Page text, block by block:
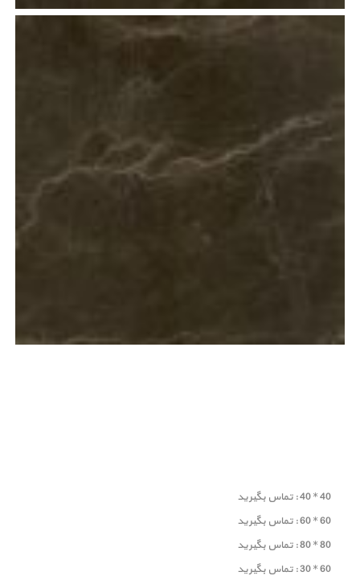
40 * 40 : تماس بگیرید
60 * 60 : تماس بگیرید
80 * 80 : تماس بگیرید
60 * 30 : تماس بگیرید